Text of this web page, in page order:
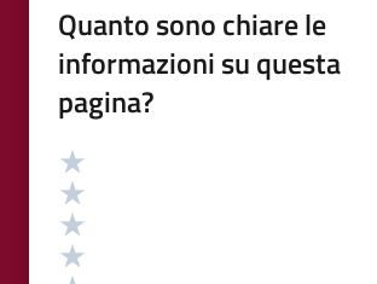
Quanto sono chiare le
informazioni su questa
pagina?
Valutazione